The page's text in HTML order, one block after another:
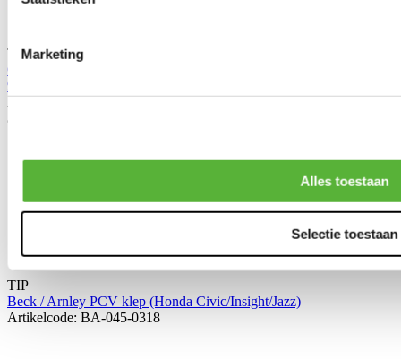
Marketing
Alles toestaan
Selectie toestaan
TIP
Oem Honda Conisch lager differentieel voorzijde (Honda S2000
99-09)
Artikelcode: 91001-PCZ-003
Je bespaart
TIP
Beck / Arnley PCV klep (Honda Civic/Insight/Jazz)
Artikelcode: BA-045-0318